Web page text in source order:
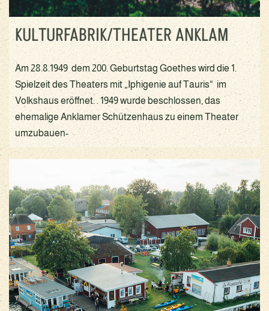
KULTURFABRIK/THEATER ANKLAM
Am 28.8.1949 dem 200. Geburtstag Goethes wird die 1.
Spielzeit des Theaters mit „Iphigenie auf Tauris“ im
Volkshaus eröffnet. . 1949 wurde beschlossen, das
ehemalige Anklamer Schützenhaus zu einem Theater
umzubauen-